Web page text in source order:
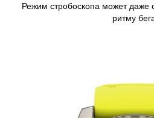
Режим стробоскопа может даже
ритму